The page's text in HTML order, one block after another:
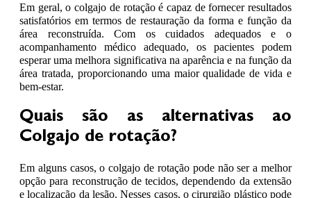
Em geral, o colgajo de rotação é capaz de fornecer resultados
satisfatórios em termos de restauração da forma e função da
área reconstruída. Com os cuidados adequados e o
acompanhamento médico adequado, os pacientes podem
esperar uma melhora significativa na aparência e na função da
área tratada, proporcionando uma maior qualidade de vida e
bem-estar.
Quais são as alternativas ao
Colgajo de rotação?
Em alguns casos, o colgajo de rotação pode não ser a melhor
opção para reconstrução de tecidos, dependendo da extensão
e localização da lesão. Nesses casos, o cirurgião plástico pode